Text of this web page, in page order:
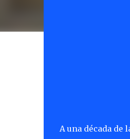
A una década de